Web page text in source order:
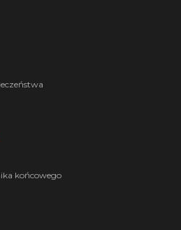
końcowego